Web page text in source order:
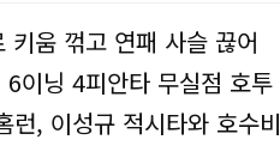
키움 꺾고 연패 사슬 끊어
이닝 4피안타 무실점 호투
런, 이성규 적시타와 호수비